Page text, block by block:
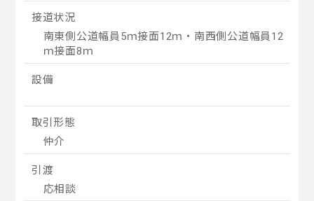
接道状況
南東側公道幅員5ｍ接面12ｍ・南西側公道幅員12
ｍ接面8ｍ
設備
取引形態
仲介
引渡
応相談